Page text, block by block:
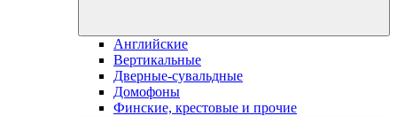
Английские
Вертикальные
Дверные-сувальдные
Домофоны
Финские, крестовые и прочие